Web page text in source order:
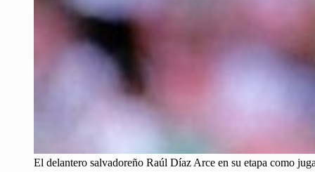
El delantero salvadoreño Raúl Díaz Arce en su etapa como